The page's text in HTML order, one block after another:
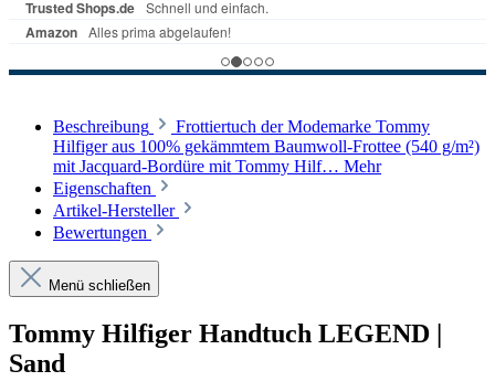
Beschreibung
Frottiertuch der Modemarke Tommy
Hilfiger aus 100% gekämmtem Baumwoll-Frottee (540 g/m²)
mit Jacquard-Bordüre mit Tommy Hilf… Mehr
Eigenschaften
Artikel-Hersteller
Bewertungen
Menü schließen
Tommy Hilfiger Handtuch LEGEND |
Sand